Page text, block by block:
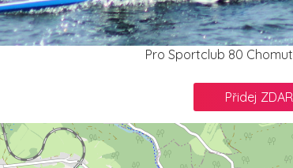
Pro Sportclub 80
Přidej